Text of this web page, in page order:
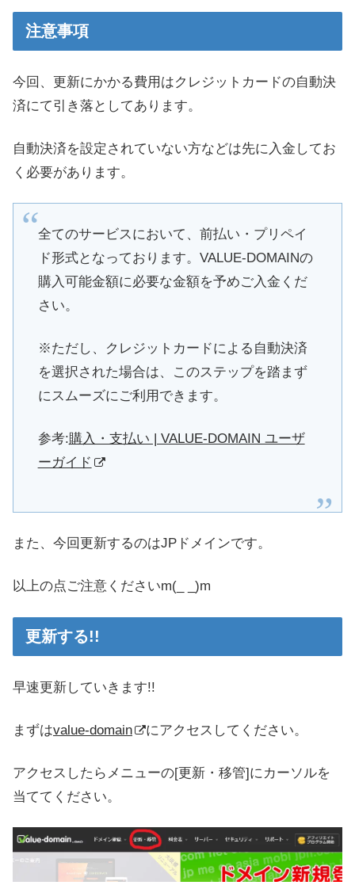
注意事項
今回、更新にかかる費用はクレジットカードの自動決
済にて引き落としてあります。
自動決済を設定されていない方などは先に入金してお
く必要があります。
全てのサービスにおいて、前払い・プリペイ
ド形式となっております。VALUE-DOMAINの
購入可能金額に必要な金額を予めご入金くだ
さい。
※ただし、クレジットカードによる自動決済
を選択された場合は、このステップを踏まず
にスムーズにご利用できます。
参考:購入・支払い | VALUE-DOMAIN ユーザ
ーガイド
また、今回更新するのはJPドメインです。
以上の点ご注意くださいm(_ _)m
更新する!!
早速更新していきます!!
まずはvalue-domain にアクセスしてください。
アクセスしたらメニューの[更新・移管]にカーソルを
当ててください。